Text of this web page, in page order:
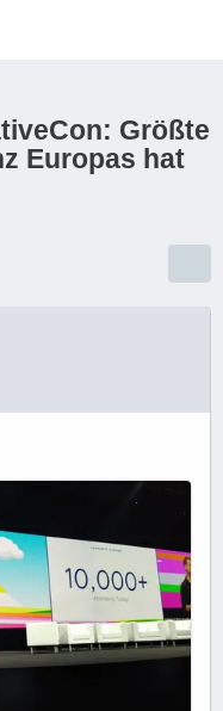
Größte
Europas hat